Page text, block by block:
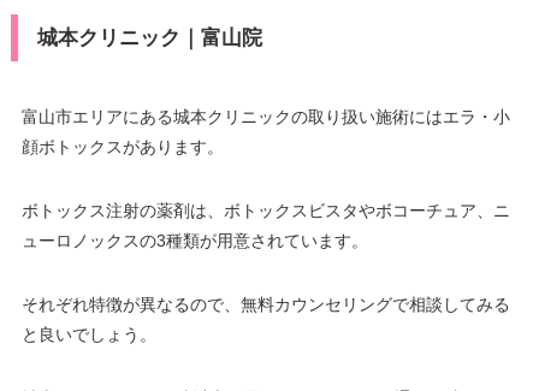
城本クリニック｜富山院
富山市エリアにある城本クリニックの取り扱い施術にはエラ・小
顔ボトックスがあります。
ボトックス注射の薬剤は、ボトックスビスタやボコーチュア、ニ
ューロノックスの3種類が用意されています。
それぞれ特徴が異なるので、無料カウンセリングで相談してみる
と良いでしょう。